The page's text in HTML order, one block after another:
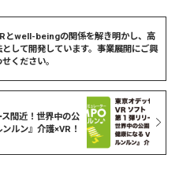
とwell-beingの関係を解き明かし、高
して開発しています。事業展開にご興
ください。
間近！世界中の公
ルン』介護×VR！